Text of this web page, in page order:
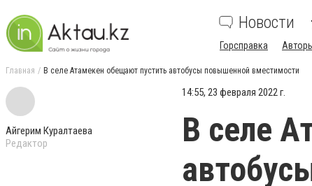
Новости
Горсправка
Главная В селе Атамекен обещают пустить автобусы повышенной вместимости
Айгерим Куралтаева
Редактор
14:55, 23 февраля 2022 г.
В селе